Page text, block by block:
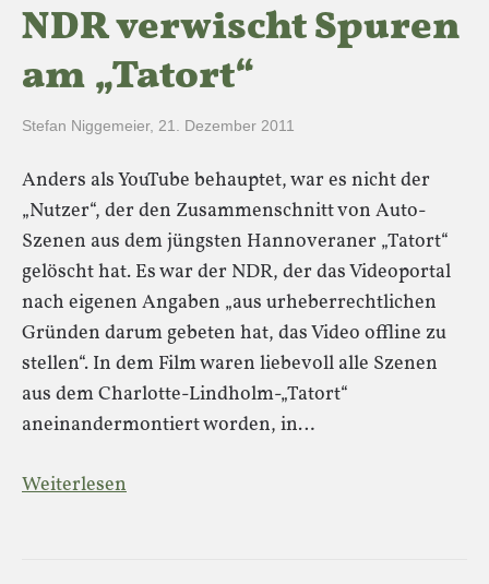
NDR verwischt Spuren
am „Tatort“
Stefan Niggemeier, 21. Dezember 2011
Anders als YouTube behauptet, war es nicht der
„Nutzer“, der den Zusammenschnitt von Auto-
Szenen aus dem jüngsten Hannoveraner „Tatort“
gelöscht hat. Es war der NDR, der das Videoportal
nach eigenen Angaben „aus urheberrechtlichen
Gründen darum gebeten hat, das Video offline zu
stellen“. In dem Film waren liebevoll alle Szenen
aus dem Charlotte-Lindholm-„Tatort“
aneinandermontiert worden, in…
Weiterlesen